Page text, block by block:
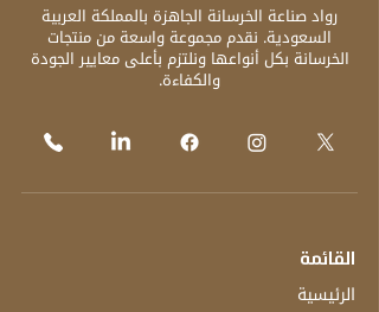
رواد صناعة الخرسانة الجاهزة بالمملكة العربية
السعودية. نقدم مجموعة واسعة من منتجات
الخرسانة بكل أنواعها ونلتزم بأعلى معايير الجودة
والكفاءة.
القائمة
الرئيسية